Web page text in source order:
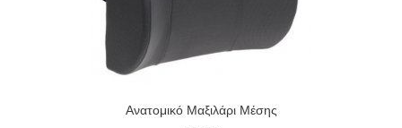
Ανατομικό Μαξιλάρι Μέσης